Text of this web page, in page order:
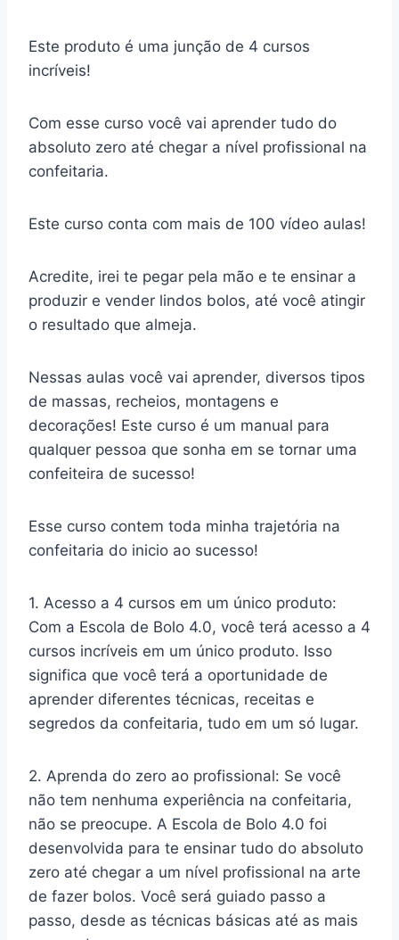
Este produto é uma junção de 4 cursos
incríveis!
Com esse curso você vai aprender tudo do
absoluto zero até chegar a nível profissional na
confeitaria.
Este curso conta com mais de 100 vídeo aulas!
Acredite, irei te pegar pela mão e te ensinar a
produzir e vender lindos bolos, até você atingir
o resultado que almeja.
Nessas aulas você vai aprender, diversos tipos
de massas, recheios, montagens e
decorações! Este curso é um manual para
qualquer pessoa que sonha em se tornar uma
confeiteira de sucesso!
Esse curso contem toda minha trajetória na
confeitaria do inicio ao sucesso!
1. Acesso a 4 cursos em um único produto:
Com a Escola de Bolo 4.0, você terá acesso a 4
cursos incríveis em um único produto. Isso
significa que você terá a oportunidade de
aprender diferentes técnicas, receitas e
segredos da confeitaria, tudo em um só lugar.
2. Aprenda do zero ao profissional: Se você
não tem nenhuma experiência na confeitaria,
não se preocupe. A Escola de Bolo 4.0 foi
desenvolvida para te ensinar tudo do absoluto
zero até chegar a um nível profissional na arte
de fazer bolos. Você será guiado passo a
passo, desde as técnicas básicas até as mais